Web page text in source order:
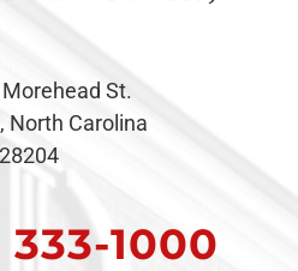
St.
North Carolina
28204
1000